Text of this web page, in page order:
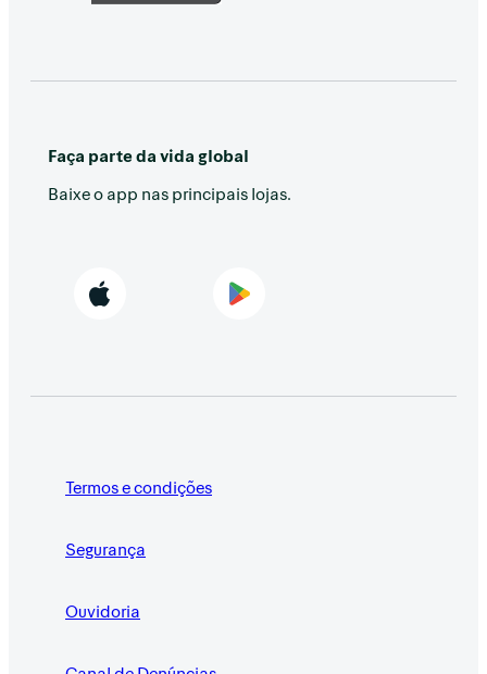
Faça parte da vida global
Baixe o app nas principais lojas.
Termos e condições
Segurança
Ouvidoria